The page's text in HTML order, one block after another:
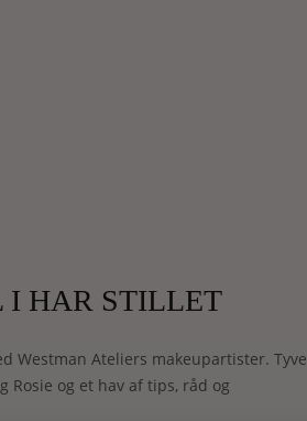
I HAR STILLET
Westman Ateliers makeupartister. Tyve
Rosie og et hav af tips, råd og